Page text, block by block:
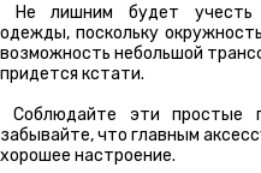
Не лишним будет учесть
одежды, поскольку
возможность небольшой
придется кстати.
Соблюдайте эти простые
забывайте, что главным
хорошее настроение.